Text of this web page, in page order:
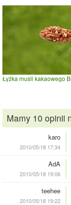
Łyżka musli kakaowego
Mamy 10 opinii
karo
2010/05/18 17:34
AdA
2010/05/18 19:06
teehee
2010/05/18 19:22